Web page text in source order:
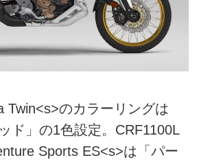
Twin<s>のカラーリングは
ド」の1色設定。CRF1100L
Sports ES<s>は「パー